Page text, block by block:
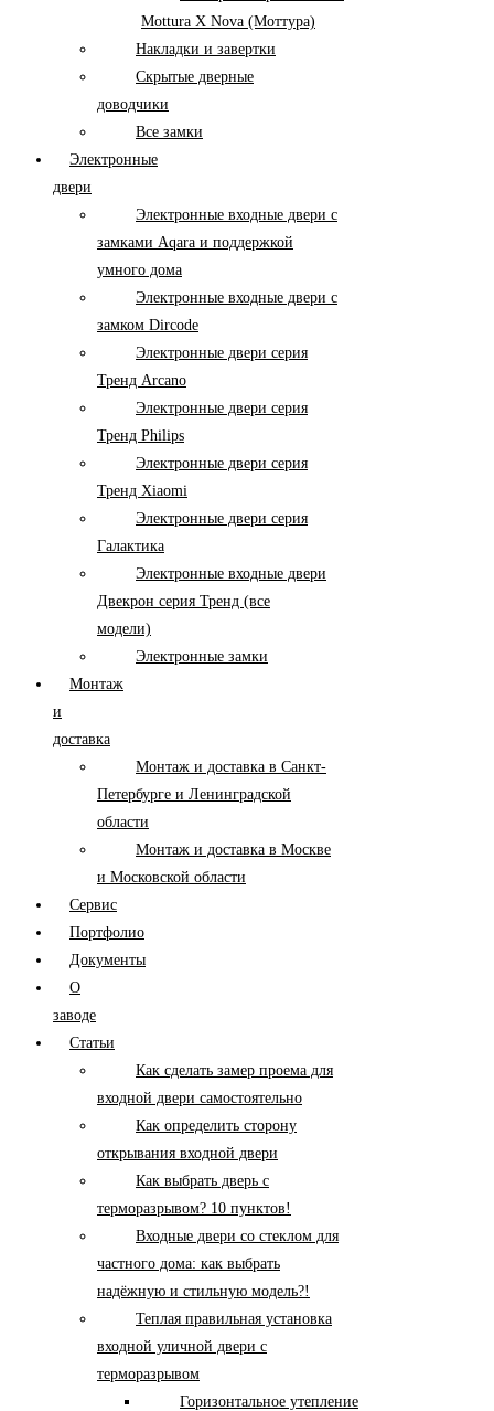
Mottura X Nova (Моттура)
Накладки и завертки
Скрытые дверные
доводчики
Все замки
Электронные
двери
Электронные входные двери с
замками Aqara и поддержкой
умного дома
Электронные входные двери с
замком Dircode
Электронные двери серия
Тренд Arcano
Электронные двери серия
Тренд Philips
Электронные двери серия
Тренд Xiaomi
Электронные двери серия
Галактика
Электронные входные двери
Двекрон серия Тренд (все
модели)
Электронные замки
Монтаж
и
доставка
Монтаж и доставка в Санкт-
Петербурге и Ленинградской
области
Монтаж и доставка в Москве
и Московской области
Сервис
Портфолио
Документы
О
заводе
Статьи
Как сделать замер проема для
входной двери самостоятельно
Как определить сторону
открывания входной двери
Как выбрать дверь с
терморазрывом? 10 пунктов!
Входные двери со стеклом для
частного дома: как выбрать
надёжную и стильную модель?!
Теплая правильная установка
входной уличной двери с
терморазрывом
Горизонтальное утепление